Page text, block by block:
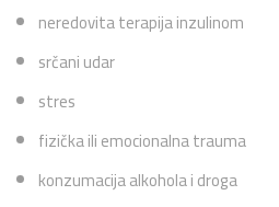
neredovita terapija inzulinom
srčani udar
stres
fizička ili emocionalna trauma
konzumacija alkohola i droga